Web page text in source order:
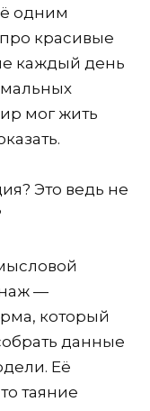
одним
красивые
каждый день
мог жить
Это ведь не
—
который
данные
Её
таяние